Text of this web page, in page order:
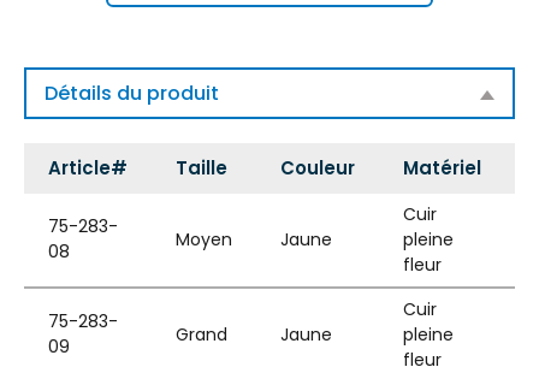
Détails du produit
Article# Taille Couleur Matériel
75-283-
08
Moyen Jaune
Cuir
pleine
fleur
75-283-
09
Grand Jaune
Cuir
pleine
fleur